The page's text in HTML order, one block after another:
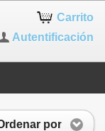
Carrito
Autentificación
por